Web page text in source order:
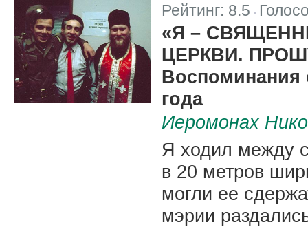
Рейтинг: 8.5 |
«Я –
ЦЕРКВИ.
Воспоминания
года
Иеромонах
Я ходил между
в 20 метров
могли ее
мэрии